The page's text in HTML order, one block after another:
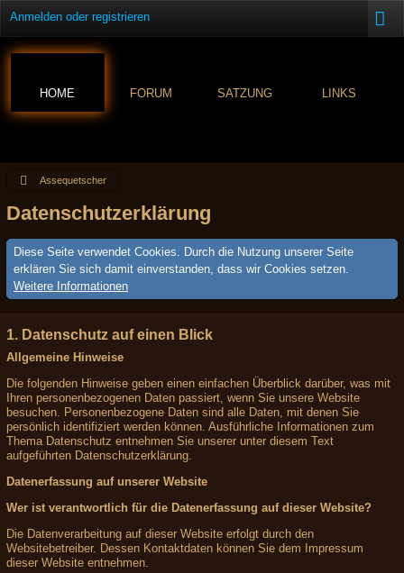
Anmelden oder registrieren
HOME FORUM SATZUNG LINKS
Assequetscher
Datenschutzerklärung
Diese Seite verwendet Cookies. Durch die Nutzung unserer Seite
erklären Sie sich damit einverstanden, dass wir Cookies setzen.
Weitere Informationen
1. Datenschutz auf einen Blick
Allgemeine Hinweise
Die folgenden Hinweise geben einen einfachen Überblick darüber, was mit
Ihren personenbezogenen Daten passiert, wenn Sie unsere Website
besuchen. Personenbezogene Daten sind alle Daten, mit denen Sie
persönlich identifiziert werden können. Ausführliche Informationen zum
Thema Datenschutz entnehmen Sie unserer unter diesem Text
aufgeführten Datenschutzerklärung.
Datenerfassung auf unserer Website
Wer ist verantwortlich für die Datenerfassung auf dieser Website?
Die Datenverarbeitung auf dieser Website erfolgt durch den
Websitebetreiber. Dessen Kontaktdaten können Sie dem Impressum
dieser Website entnehmen.